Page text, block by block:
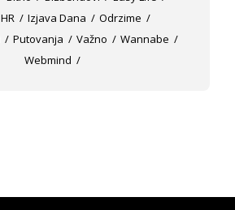
HR Izjava Dana
Odrzime
Putovanja Važno
Wannabe
Webmind